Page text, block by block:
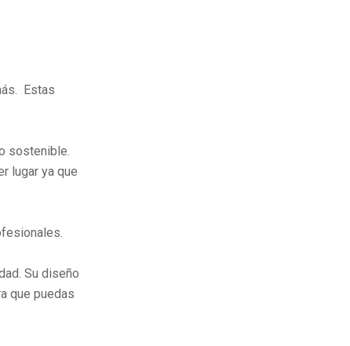
Estas
sostenible.
lugar ya que
Su diseño
que puedas